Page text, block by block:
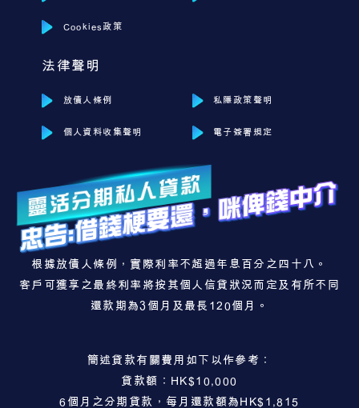
Cookies政策
法律聲明
放債人條例 私隱政策聲明
個人資料收集聲明 電子簽署規定
根據放債人條例，實際利率不超過年息百分之四十八。
客戶可獲享之最終利率將按其個人信貸狀況而定及有所不同
還款期為3個月及最長120個月。
簡述貸款有關費用如下以作參考：
貸款額：HK$10,000
6個月之分期貸款，每月還款額為HK$1,815